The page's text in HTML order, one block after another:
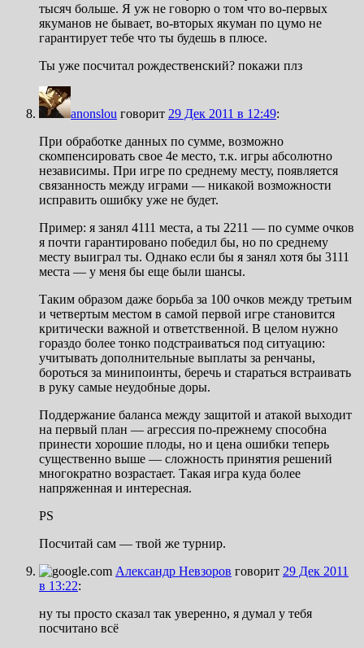
тысяч больше. Я уж не говорю о том что во-первых
якуманов не бывает, во-вторых якуман по цумо не
гарантирует тебе что ты будешь в плюсе.
Ты уже посчитал рождественский? покажи плз
anonslou говорит 29 Дек 2011 в 12:49:
При обработке данных по сумме, возможно
скомпенсировать свое 4е место, т.к. игры абсолютно
независимы. При игре по среднему месту, появляется
связанность между играми — никакой возможности
исправить ошибку уже не будет.
Пример: я занял 4111 места, а ты 2211 — по сумме очков
я почти гарантировано победил бы, но по среднему
месту выиграл ты. Однако если бы я занял хотя бы 3111
места — у меня бы еще были шансы.
Таким образом даже борьба за 100 очков между третьим
и четвертым местом в самой первой игре становится
критически важной и ответственной. В целом нужно
гораздо более тонко подстраиваться под ситуацию:
учитывать дополнительные выплаты за ренчаны,
бороться за минипоинты, беречь и стараться встраивать
в руку самые неудобные доры.
Поддержание баланса между защитой и атакой выходит
на первый план — агрессия по-прежнему способна
принести хорошие плоды, но и цена ошибки теперь
существенно выше — сложность принятия решений
многократно возрастает. Такая игра куда более
напряженная и интересная.
PS
Посчитай сам — твой же турнир.
Александр Невзоров говорит 29 Дек 2011
в 13:22:
ну ты просто сказал так уверенно, я думал у тебя
посчитано всё